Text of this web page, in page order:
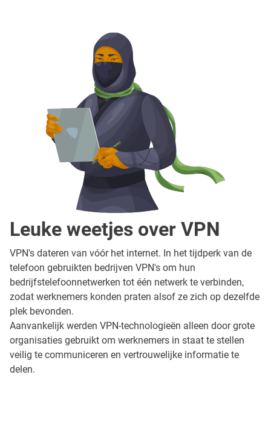
Leuke weetjes over VPN
VPN's dateren van vóór het internet. In het tijdperk van de
telefoon gebruikten bedrijven VPN's om hun
bedrijfstelefoonnetwerken tot één netwerk te verbinden,
zodat werknemers konden praten alsof ze zich op dezelfde
plek bevonden.
Aanvankelijk werden VPN-technologieën alleen door grote
organisaties gebruikt om werknemers in staat te stellen
veilig te communiceren en vertrouwelijke informatie te
delen.